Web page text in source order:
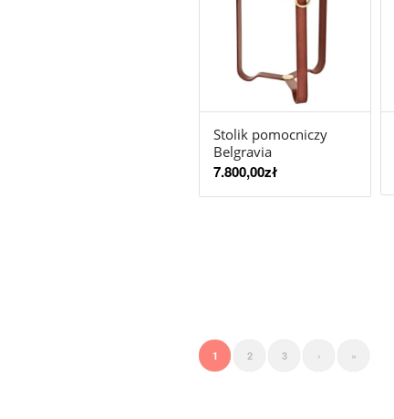
Stolik pomocniczy
Belgravia
7.800,00zł
1 2 3 › »